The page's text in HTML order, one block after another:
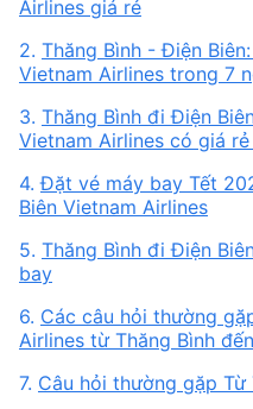
Airlines giá rẻ
2. Thăng Bình - Điện
Vietnam Airlines trong 7
3. Thăng Bình đi Điện
Vietnam Airlines có giá
4.Đặt vé máy bay Tết
Biên Vietnam Airlines
5. Thăng Bình đi Điện
bay
6. Các câu hỏi thường
Airlines từ Thăng Bình
7. Câu hỏi thường gặp